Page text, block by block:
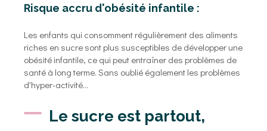
Risque accru d'obésité infantile :
Les enfants qui consomment régulièrement des aliments
riches en sucre sont plus susceptibles de développer une
obésité infantile, ce qui peut entraîner des problèmes de
santé à long terme. Sans oublié également les problèmes
d'hyper-activité...
Le sucre est partout,